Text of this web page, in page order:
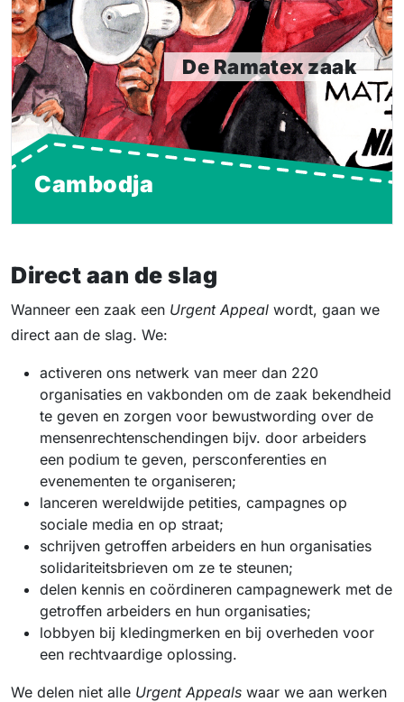
De Ramatex zaak
Cambodja
kledingarbeiders, voor het overgrote deel vrouwen,
kwamen ineens zonder werk en inkomen te zitten.
Lees meer
Direct aan de slag
Wanneer een zaak een Urgent Appeal wordt, gaan we
direct aan de slag. We:
activeren ons netwerk van meer dan 220
organisaties en vakbonden om de zaak bekendheid
te geven en zorgen voor bewustwording over de
mensenrechtenschendingen bijv. door arbeiders
een podium te geven, persconferenties en
evenementen te organiseren;
lanceren wereldwijde petities, campagnes op
sociale media en op straat;
schrijven getroffen arbeiders en hun organisaties
solidariteitsbrieven om ze te steunen;
delen kennis en coördineren campagnewerk met de
getroffen arbeiders en hun organisaties;
lobbyen bij kledingmerken en bij overheden voor
een rechtvaardige oplossing.
We delen niet alle Urgent Appeals waar we aan werken